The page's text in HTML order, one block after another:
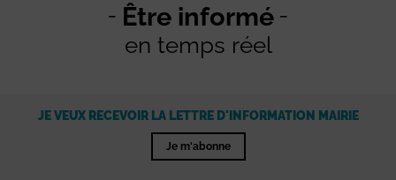
Être informé
en temps réel
JE VEUX RECEVOIR LA LETTRE D'INFORMATION MAIRIE
Je m'abonne